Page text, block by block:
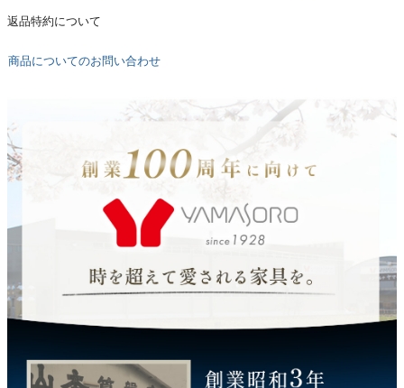
返品特約について
商品についてのお問い合わせ